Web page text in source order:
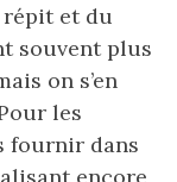
et du
souvent plus
on s’en
les
fournir dans